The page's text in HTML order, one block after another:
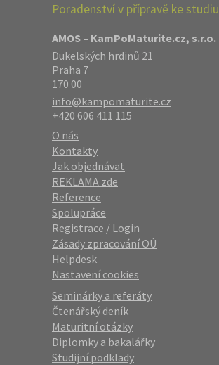
Poradenství v přípravě ke studiu
AMOS – KamPoMaturite.cz, s.r.o.
Dukelských hrdinů 21
Praha 7
170 00
info@kampomaturite.cz
+420 606 411 115
O nás
Kontakty
Jak objednávat
REKLAMA zde
Reference
Spolupráce
Registrace / Login
Zásady zpracování OÚ
Helpdesk
Nastavení cookies
Seminárky a referáty
Čtenářský deník
Maturitní otázky
Diplomky a bakalářky
Studijní podklady